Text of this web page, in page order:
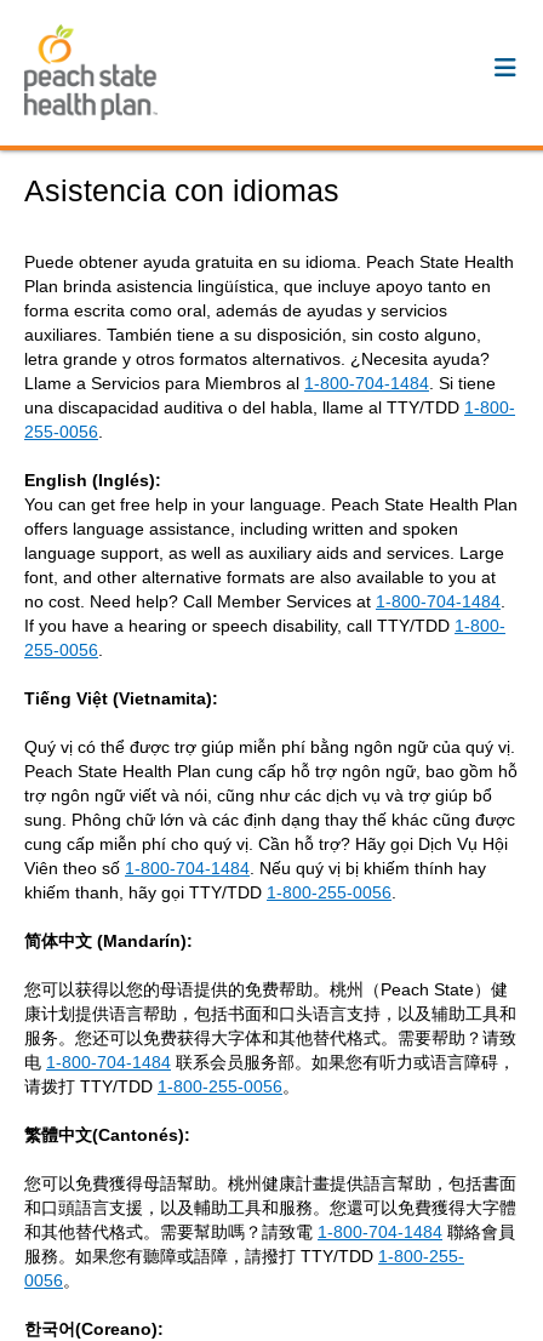
Asistencia con idiomas
Puede obtener ayuda gratuita en su idioma. Peach State Health
Plan brinda asistencia lingüística, que incluye apoyo tanto en
forma escrita como oral, además de ayudas y servicios
auxiliares. También tiene a su disposición, sin costo alguno,
letra grande y otros formatos alternativos. ¿Necesita ayuda?
Llame a Servicios para Miembros al 1-800-704-1484 . Si tiene
una discapacidad auditiva o del habla, llame al TTY/TDD 1-800-
255-0056
English (Inglés):
You can get free help in your language. Peach State Health Plan
offers language assistance, including written and spoken
language support, as well as auxiliary aids and services. Large
font, and other alternative formats are also available to you at
no cost. Need help? Call Member Services at 1-800-704-1484
If you have a hearing or speech disability, call TTY/TDD 1-800-
255-0056
Tiếng Việt (Vietnamita):
Quý vị có thể được trợ giúp miễn phí bằng ngôn ngữ của quý vị.
Peach State Health Plan cung cấp hỗ trợ ngôn ngữ, bao gồm hỗ
trợ ngôn ngữ viết và nói, cũng như các dịch vụ và trợ giúp bổ
sung. Phông chữ lớn và các định dạng thay thế khác cũng được
cung cấp miễn phí cho quý vị. Cần hỗ trợ? Hãy gọi Dịch Vụ Hội
Viên theo số 1-800-704-1484 . Nếu quý vị bị khiếm thính hay
khiếm thanh, hãy gọi TTY/TDD 1-800-255-0056
简体中文 (Mandarín):
您可以获得以您的母语提供的免费帮助。桃州（Peach State）健
康计划提供语言帮助，包括书面和口头语言支持，以及辅助工具和
服务。您还可以免费获得大字体和其他替代格式。需要帮助？请致
电 1-800-704-1484 联系会员服务部。如果您有听力或语言障碍，
请拨打 TTY/TDD 1-800-255-0056。
繁體中文(Cantonés):
您可以免費獲得母語幫助。桃州健康計畫提供語言幫助，包括書面
和口頭語言支援，以及輔助工具和服務。您還可以免費獲得大字體
和其他替代格式。需要幫助嗎？請致電 1-800-704-1484 聯絡會員
服務。如果您有聽障或語障，請撥打 TTY/TDD 1-800-255-
0056。
한국어(Coreano):